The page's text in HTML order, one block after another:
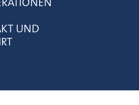
UND